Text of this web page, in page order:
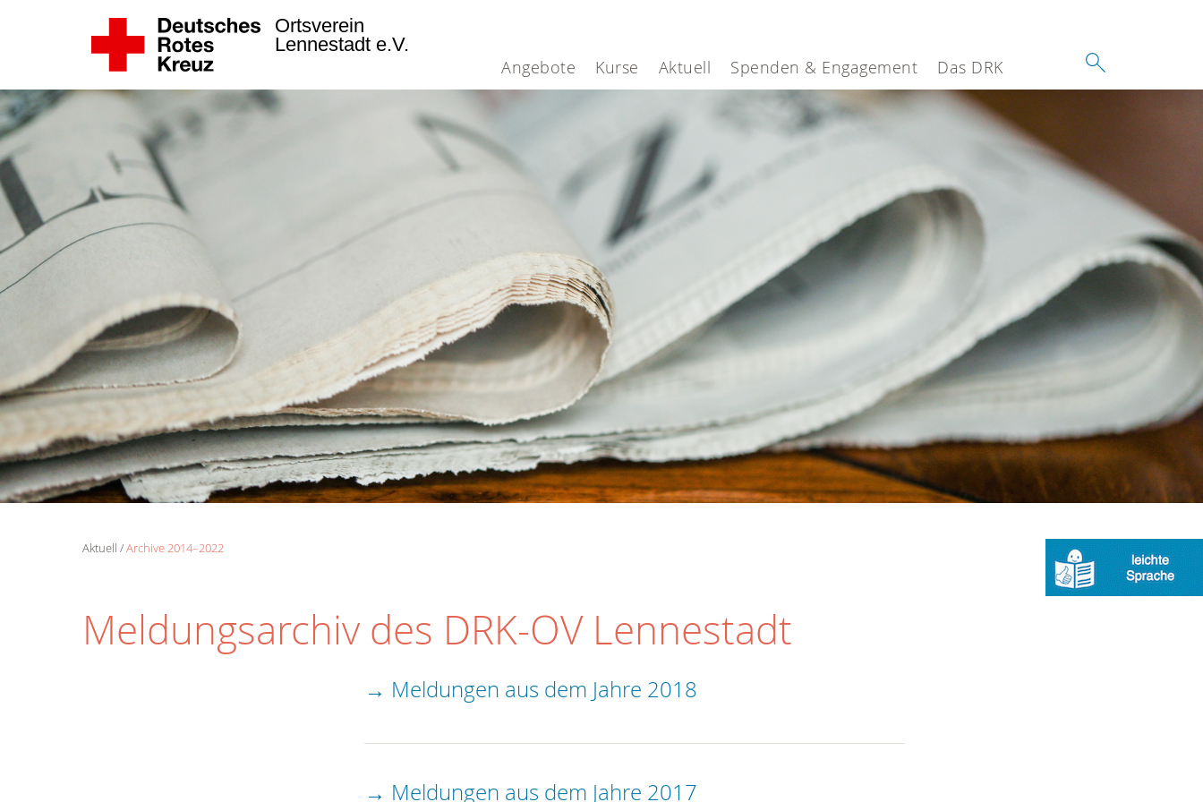
Angebote Kurse Aktuell Spenden & Engagement Das DRK
Ortsverein
Lennestadt e.V.
Aktuell Archive 2014–2022
Meldungsarchiv des DRK-OV Lennestadt
→ Meldungen aus dem Jahre 2018
→ Meldungen aus dem Jahre 2017